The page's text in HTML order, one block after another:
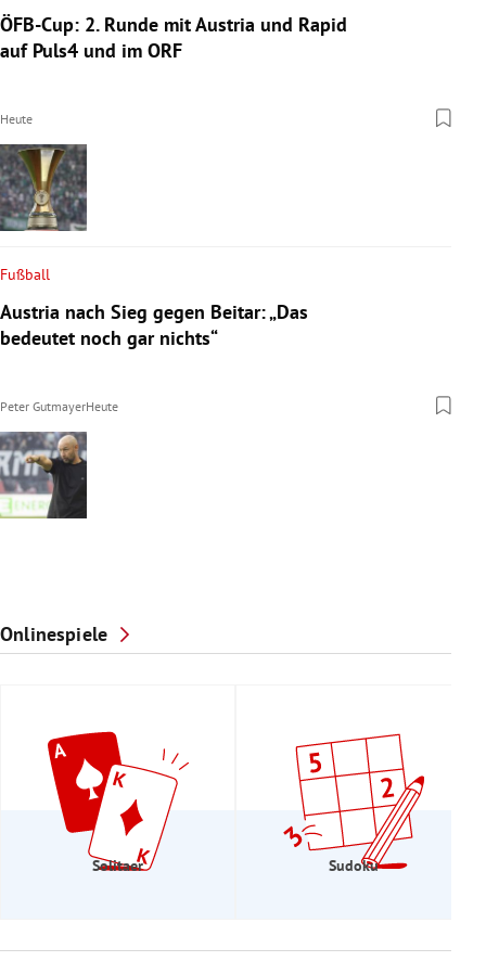
ÖFB-Cup: 2. Runde mit Austria und Rapid
auf Puls4 und im ORF
Heute
Fußball
Austria nach Sieg gegen Beitar: „Das
bedeutet noch gar nichts“
Peter GutmayerHeute
Onlinespiele
Solitaer Sudoku